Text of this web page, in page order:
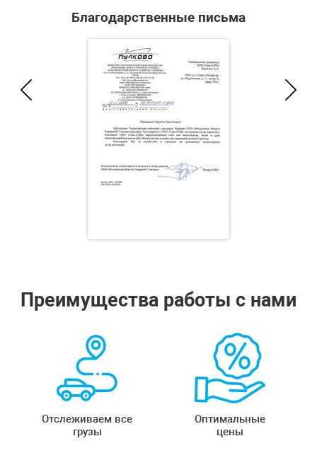
Благодарственные письма
Преимущества работы с нами
Отслеживаем все
грузы
Оптимальные
цены